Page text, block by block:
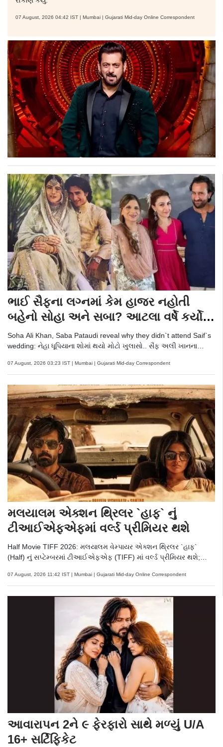
07 August, 2026 04:42 IST | Mumbai | Gujarati Mid-day Online Correspondent
ભાઈ સૈફના લગ્નમાં કેમ હાજર નહોતી
બહેનો સોહા અને સબા? આટલા વર્ષે કર્યો
ખુલાસો
Soha Ali Khan, Saba Pataudi reveal why they didn`t attend Saif`s
wedding: નેહા ધૂપિયાના શોમાં થયો મોટો ખુલાસો.. સૈફ અલી ખાનના
સોહા અલી ખાન અને સબા પટૌડી!
07 August, 2026 03:23 IST | Mumbai | Gujarati Mid-day Correspondent
મલયાલમ એક્શન થ્રિલર `હાફ` નું
ટીઆઈએફએફમાં વર્લ્ડ પ્રીમિયર થશે
Half Movie TIFF 2026: મલયાલમ વેમ્પાયર એક્શન થ્રિલર `હાફ`
(Half) નું સપ્ટેમ્બરમાં ટીઆઈએફએફ (TIFF) માં વર્લ્ડ પ્રીમિયર થશે;
અને વિતરિત કરશે
07 August, 2026 11:42 IST | Mumbai | Gujarati Mid-day Online Correspondent
આવારાપન 2ને ૯ ફેરફારો સાથે મળ્યું U/A
16+ સર્ટિફિકેટ